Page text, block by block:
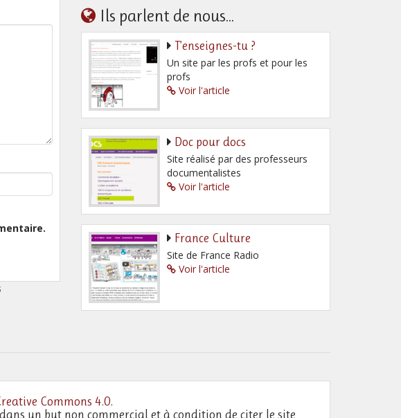
Ils parlent de nous...
T’enseignes-tu ?
Un site par les profs et pour les
profs
Voir l'article
Doc pour docs
Site réalisé par des professeurs
documentalistes
Voir l'article
France Culture
Site de France Radio
Voir l'article
Commons 4.0.
un but non commercial et à condition de citer le site